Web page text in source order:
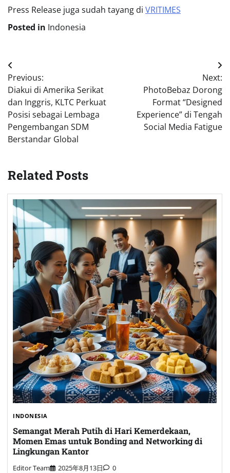
Press Release juga sudah tayang di VRITIMES
Posted in Indonesia
Post
navigation
Previous:
Diakui di Amerika Serikat
dan Inggris, KLTC Perkuat
Posisi sebagai Lembaga
Pengembangan SDM
Berstandar Global
Next:
PhotoBebaz Dorong
Format “Designed
Experience” di Tengah
Social Media Fatigue
Related Posts
INDONESIA
Semangat Merah Putih di Hari Kemerdekaan,
Momen Emas untuk Bonding and Networking di
Lingkungan Kantor
Editor Team 2025年8月13日 0